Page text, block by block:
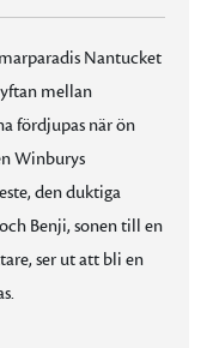
Nantucket
mellan
fördjupas när ön
Winburys
den duktiga
Benji, sonen till en
ser ut att bli en